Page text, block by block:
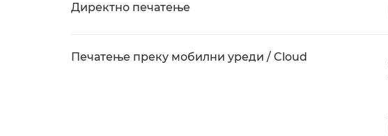
Директно печатење
Печатење преку мобилни уреди / Cloud